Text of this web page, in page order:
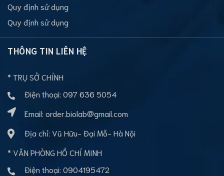
Quy định sử dụng
Quy định sử dụng
THÔNG TIN LIÊN HỆ
* TRỤ SỞ CHÍNH
Điện thoại: 097 636 5054
Email: order.biolab@gmail.com
Địa chỉ: Vũ Hữu- Đại Mỗ- Hà Nội
* VĂN PHÒNG HỒ CHÍ MINH
Điện thoại: 0904195472